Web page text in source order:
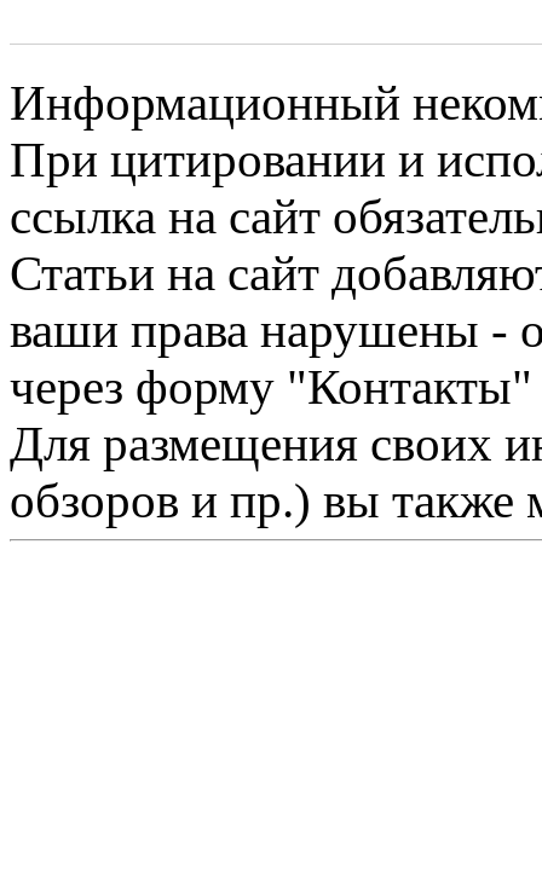
Информационный
При цитировании и
ссылка на сайт
Статьи на сайт
ваши права нарушены -
через форму "Контакты"
Для размещения своих
обзоров и пр.) вы также